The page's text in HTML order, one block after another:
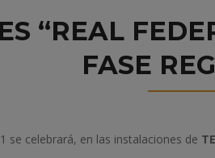
“REAL
FASE
se celebrará, en las instalaciones de